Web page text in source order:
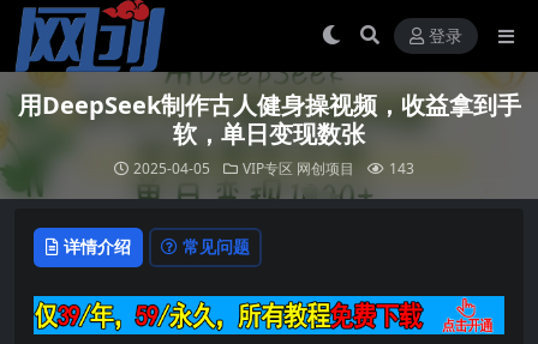
登录
用DeepSeek制作古人健身操视频，收益拿到手
软，单日变现数张
2025-04-05 VIP专区 网创项目 143
详情介绍 常见问题